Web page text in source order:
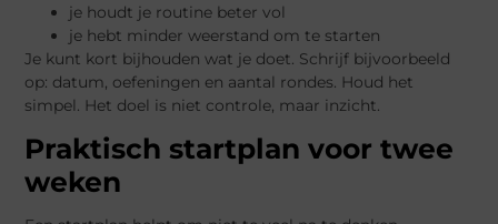
je houdt je routine beter vol
je hebt minder weerstand om te starten
Je kunt kort bijhouden wat je doet. Schrijf bijvoorbeeld
op: datum, oefeningen en aantal rondes. Houd het
simpel. Het doel is niet controle, maar inzicht.
Praktisch startplan voor twee
weken